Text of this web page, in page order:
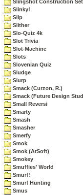
Slingshot Construction Set
Slinky!
Slip
Slither
Slo-Quiz 4k
Slot Trivia
Slot-Machine
Slots
Slovenian Quiz
Sludge
Slurp
Smack (Curzon, R.)
Smack (Future Design
Small Reversi
Smarty
Smash
Smasher
Smerfy
Smok
Smok (ArSoft)
Smokey
Smuffies' World
Smurf!
Smurf Hunting
Smus